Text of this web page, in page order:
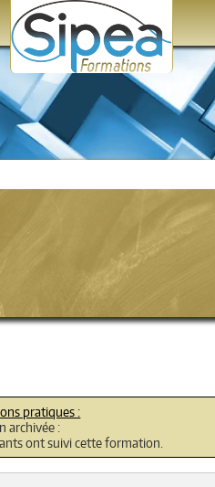
archivée :
ont suivi cette formation.